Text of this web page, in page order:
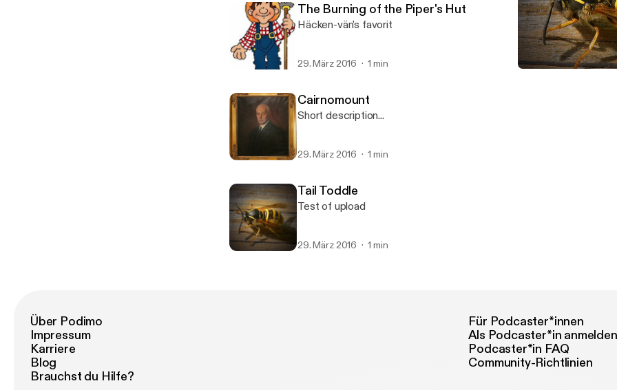
The Burning of the Piper's Hut
Häcken-vän's favorit
29. März 2016 1 min
Cairnomount
Short description...
29. März 2016 1 min
Tail Toddle
Test of upload
29. März 2016 1 min
Über Podimo
Impressum
Karriere
Blog
Brauchst du Hilfe?
Für Podcaster*innen
Als Podcaster*in anmelden
Podcaster*in FAQ
Community-Richtlinien